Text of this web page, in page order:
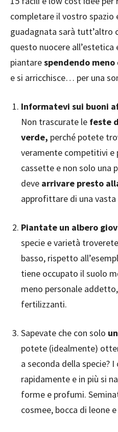
completare il vostro spazio
guadagnata sarà tutt’altro
questo nuocere all’estetica
piantarespendendo meno
e si arricchisce… per una
Informatevi sui buoni
Non trascurate le feste
verde, perché potete
veramente competitivi
cassette e non solo una
deve arrivare presto
approfittare di una vasta
Piantate un albero
specie e varietà
basso, rispetto
tiene occupato il suolo
meno personale
fertilizzanti.
Sapevate che con solo
potete (idealmente)
a seconda della specie?
rapidamente e in più si
forme e profumi.
cosmee, bocca di leone